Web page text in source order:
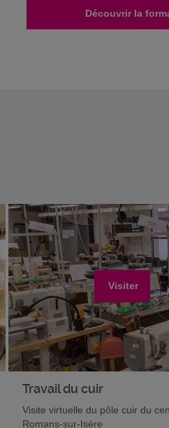
Découvrir la
Visiter
Travail du cuir
Visite virtuelle du pôle cuir du
Romans-sur-Isère